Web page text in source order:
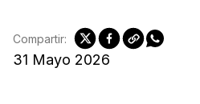
31 Mayo 2026
Compartir: